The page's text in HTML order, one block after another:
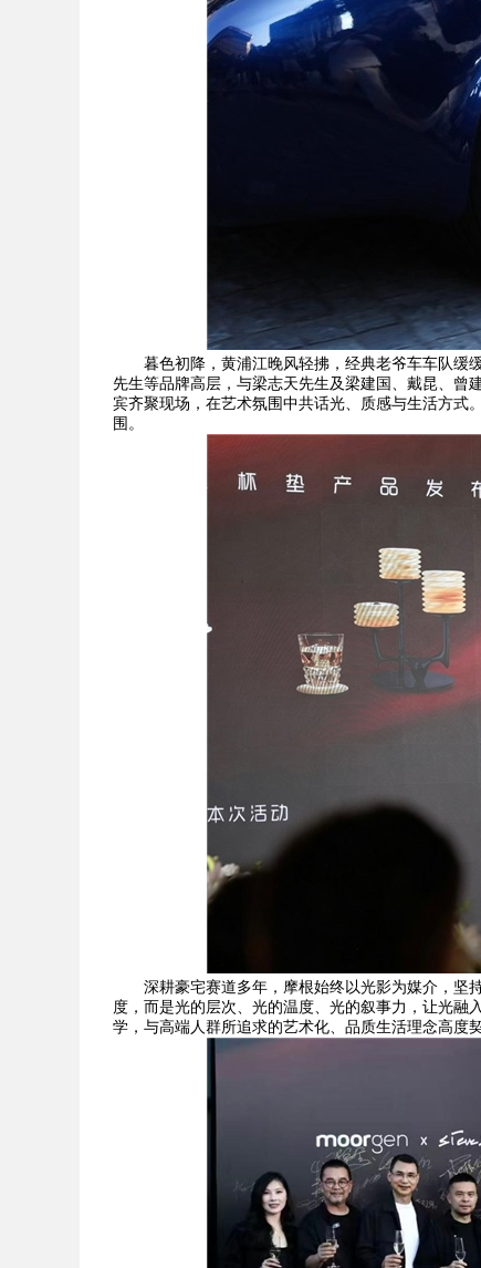
暮色初降，黄浦江晚风轻拂，经典老爷车车队缓
先生等品牌高层，与梁志天先生及梁建国、戴昆、曾
宾齐聚现场，在艺术氛围中共话光、质感与生活方式
围。
深耕豪宅赛道多年，摩根始终以光影为媒介，坚
度，而是光的层次、光的温度、光的叙事力，让光融
学，与高端人群所追求的艺术化、品质生活理念高度契